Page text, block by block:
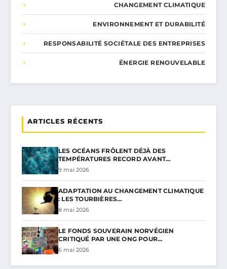
CHANGEMENT CLIMATIQUE
ENVIRONNEMENT ET DURABILITÉ
RESPONSABILITÉ SOCIÉTALE DES ENTREPRISES
ÉNERGIE RENOUVELABLE
ARTICLES RÉCENTS
LES OCÉANS FRÔLENT DÉJÀ DES
TEMPÉRATURES RECORD AVANT…
9 mai 2026
ADAPTATION AU CHANGEMENT CLIMATIQUE
: LES TOURBIÈRES…
8 mai 2026
LE FONDS SOUVERAIN NORVÉGIEN
CRITIQUÉ PAR UNE ONG POUR…
6 mai 2026